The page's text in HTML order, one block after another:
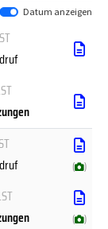
Datum anzeigen
( )
( )